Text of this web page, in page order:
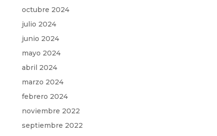
octubre 2024
julio 2024
junio 2024
mayo 2024
abril 2024
marzo 2024
febrero 2024
noviembre 2022
septiembre 2022